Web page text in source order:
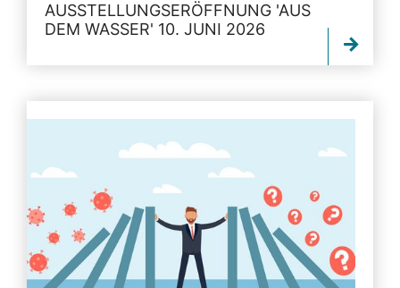
AUSSTELLUNGSERÖFFNUNG 'AUS
DEM WASSER' 10. JUNI 2026